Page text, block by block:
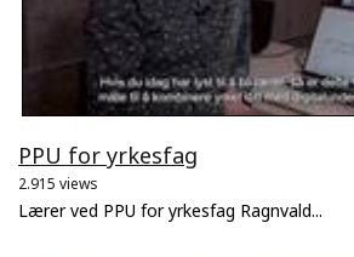
PPU for yrkesfag
2.915 views
Lærer ved PPU for yrkesfag Ragnvald...